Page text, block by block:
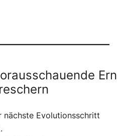
nächste Evolutionsschritt